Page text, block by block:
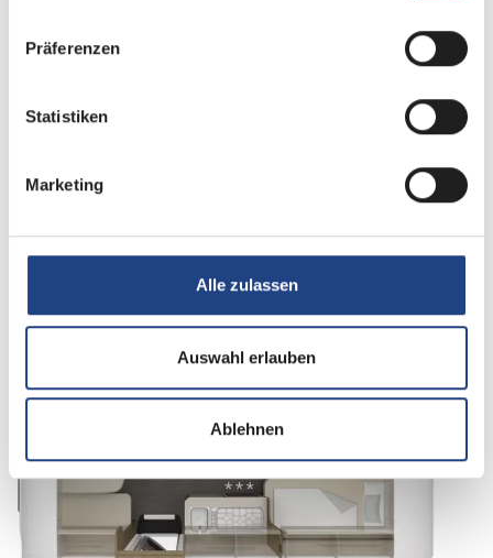
Präferenzen
Statistiken
Marketing
Alle zulassen
Auswahl erlauben
Ablehnen
Tag